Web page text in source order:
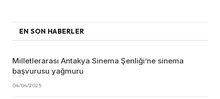
EN SON HABERLER
Milletlerarası Antakya Sinema Şenliği’ne sinema
başvurusu yağmuru
04/04/2025